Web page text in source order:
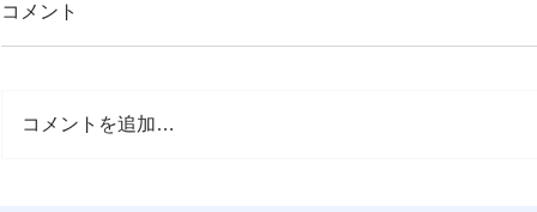
コメント
コメントを追加…